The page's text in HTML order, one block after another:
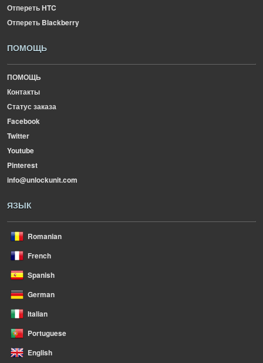
Отпереть HTC
Отпереть Blackberry
ПОМОЩЬ
ПОМОЩЬ
Контакты
Статус заказа
Facebook
Twitter
Youtube
Pinterest
info@unlockunit.com
ЯЗЫК
Romanian
French
Spanish
German
Italian
Portuguese
English